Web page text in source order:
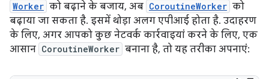
Worker को बढ़ाने के बजाय, अब CoroutineWorker को
बढ़ाया जा सकता है. इसमें थोड़ा अलग एपीआई होता है. उदाहरण
के लिए, अगर आपको कुछ नेटवर्क कार्रवाइयां करने के लिए, एक
आसान CoroutineWorker बनाना है, तो यह तरीका अपनाएं: